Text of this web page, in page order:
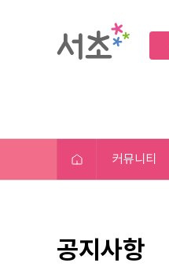
커뮤니티
공지사항